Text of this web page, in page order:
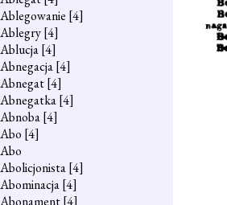
Ablegowanie [4]
Ablegry[4]
Ablucja[4]
Abnegacja[4]
Abnegat[4]
Abnegatka[4]
Abnoba[4]
Abo [4]
Abo
Abolicjonista[4]
Abominacja[4]
Abonament[4]